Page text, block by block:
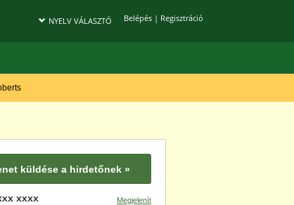
Belépés| Regisztráció
NYELV VÁLASZTÓ
küldése a hirdetőnek »
xxxx Megjelenít